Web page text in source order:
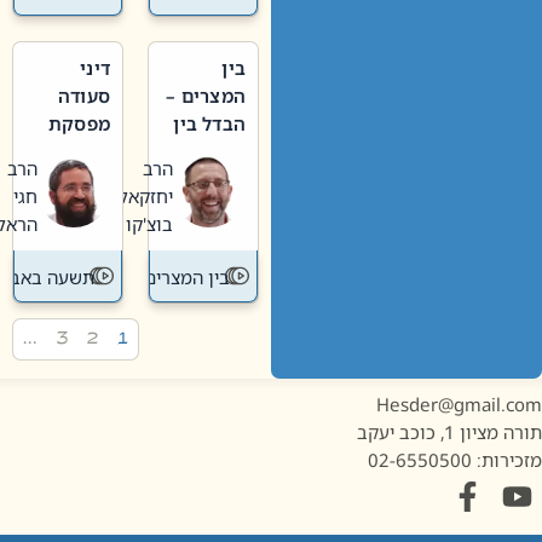
בין
המצרים –
הבדל בין
חדשה
לישנה
הרב
יחזקאל
בוצ'קו
בין המצרים
דיני
סעודה
מפסקת
תשעה
באב
הרב
חגי
הראל
תשעה באב
1, כוכב יעקב
02-6550500